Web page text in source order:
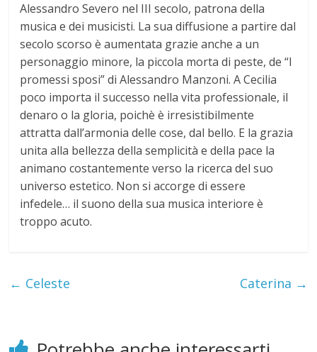
N
o
m
Alessandro Severo nel III secolo, patrona della
musica e dei musicisti. La sua diffusione a partire dal
secolo scorso è aumentata grazie anche a un
personaggio minore, la piccola morta di peste, de “I
promessi sposi” di Alessandro Manzoni. A Cecilia
poco importa il successo nella vita professionale, il
denaro o la gloria, poichè è irresistibilmente
attratta dall’armonia delle cose, dal bello. E la grazia
unita alla bellezza della semplicità e della pace la
animano costantemente verso la ricerca del suo
universo estetico. Non si accorge di essere
infedele… il suono della sua musica interiore è
troppo acuto.
← Celeste Caterina →